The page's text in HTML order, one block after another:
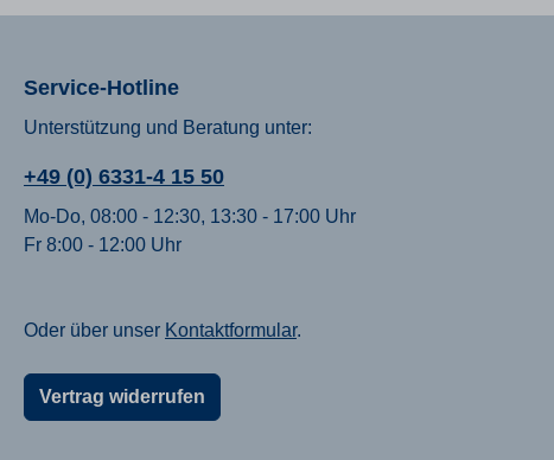
Service-Hotline
Unterstützung und Beratung unter:
+49 (0) 6331-4 15 50
Mo-Do, 08:00 - 12:30, 13:30 - 17:00 Uhr
Fr 8:00 - 12:00 Uhr
Oder über unser Kontaktformular.
Vertrag widerrufen